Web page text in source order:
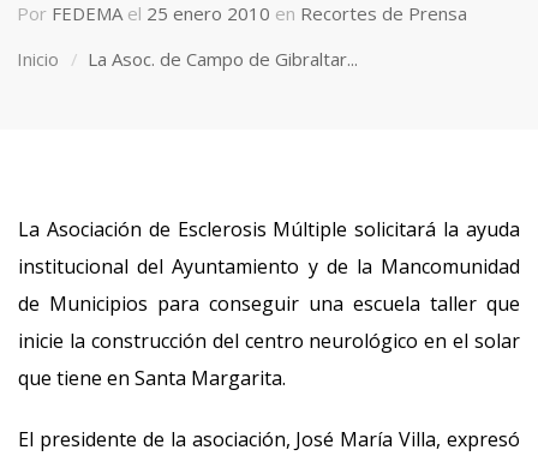
Por FEDEMA el 25 enero 2010 en Recortes de Prensa
Inicio
La Asoc. de Campo de Gibraltar...
La Asociación de Esclerosis Múltiple solicitará la ayuda
institucional del Ayuntamiento y de la Mancomunidad
de Municipios para conseguir una escuela taller que
inicie la construcción del centro neurológico en el solar
que tiene en Santa Margarita.
El presidente de la asociación, José María Villa, expresó